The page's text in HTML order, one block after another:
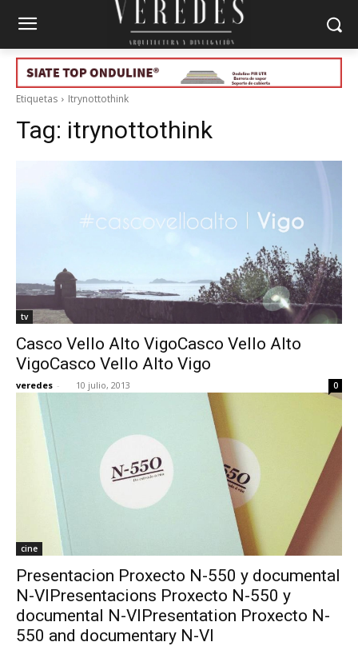
Etiquetas Itrynottothink
Tag: itrynottothink
tv
Casco Vello Alto VigoCasco Vello Alto
VigoCasco Vello Alto Vigo
veredes - 10 julio, 2013 0
cine
Presentacion Proxecto N-550 y documental
N-VIPresentacions Proxecto N-550 y
documental N-VIPresentation Proxecto N-
550 and documentary N-VI